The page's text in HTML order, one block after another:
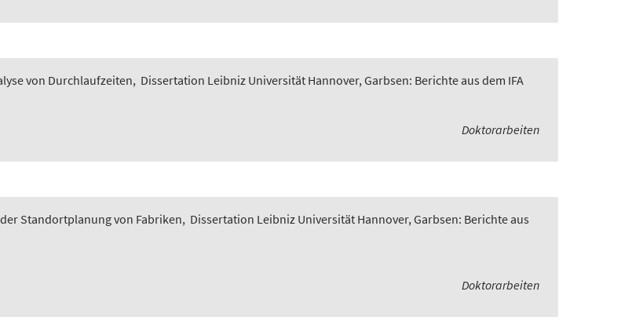
von Durchlaufzeiten, Dissertation Leibniz Universität Hannover, Garbsen: Berichte aus dem IFA
Doktorarbeiten
Standortplanung von Fabriken, Dissertation Leibniz Universität Hannover, Garbsen: Berichte aus
Doktorarbeiten